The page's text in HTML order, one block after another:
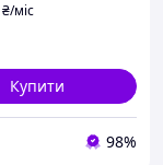
₴/міс
Купити
98%